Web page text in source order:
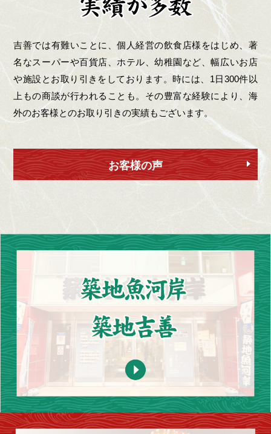
吉善では有難いことに、個人経営の飲食店様をはじめ、著
名なスーパーや百貨店、ホテル、幼稚園など、幅広いお店
や施設とお取り引きをしております。時には、1日300件以
上もの商談が行われることも。その豊富な経験により、海
外のお客様とのお取り引きの実績もございます。
お客様の声